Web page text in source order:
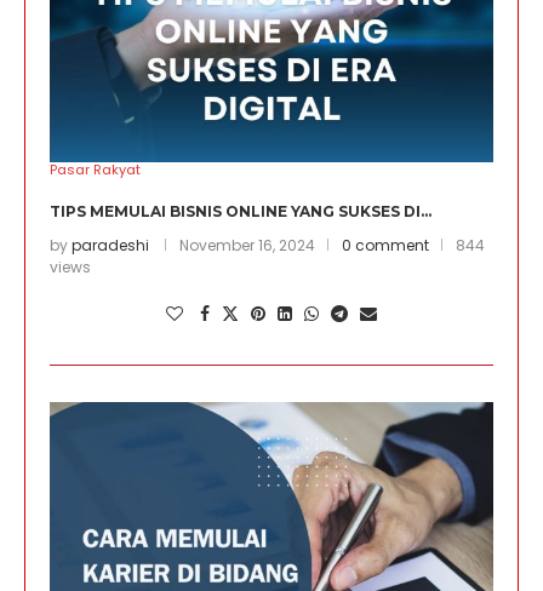
Pasar Rakyat
TIPS MEMULAI BISNIS ONLINE YANG SUKSES DI...
byparadeshi November 16, 2024 0 comment
844
views